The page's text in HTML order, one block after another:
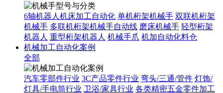
6轴机器人机床加工自动化 单机桁架机械手 双联机桁架
机械手 多联机桁架机械手自动线 磨床机械手 轻型桁架
机器人 重型桁架机器人 机械手爪 机加自动化料仓
机械加工自动化案例
全部
汽车零部件行业 3C产品零件行业 弯头/三通/管件 灯饰/
灯具/手电筒行业 卫浴/家具行业 各类精密五金零件加工